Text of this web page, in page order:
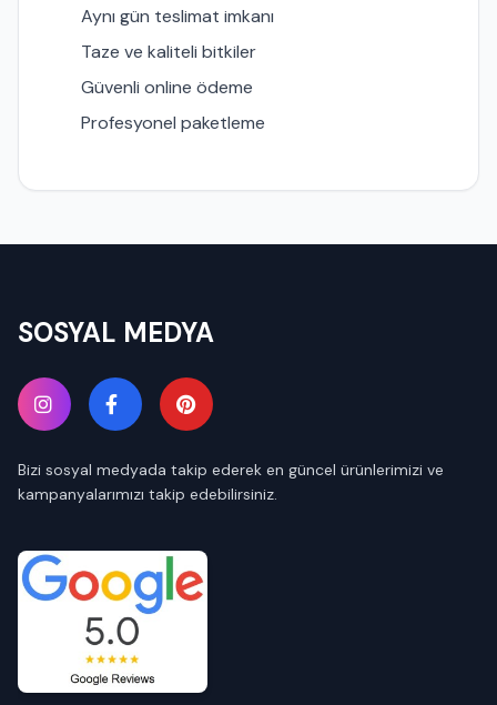
Aynı gün teslimat imkanı
Taze ve kaliteli bitkiler
Güvenli online ödeme
Profesyonel paketleme
SOSYAL MEDYA
Bizi sosyal medyada takip ederek en güncel ürünlerimizi ve
kampanyalarımızı takip edebilirsiniz.